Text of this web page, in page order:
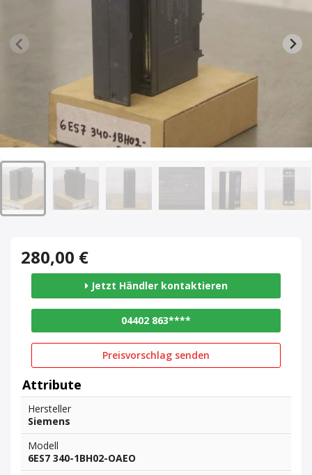
280,00 €
Jetzt Händler kontaktieren
04402 863****
Preisvorschlag senden
Attribute
Hersteller
Siemens
Modell
6ES7 340-1BH02-OAEO